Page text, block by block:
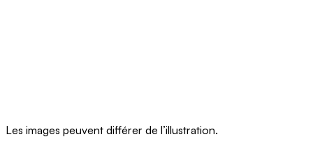
Les images peuvent différer de l’illustration.